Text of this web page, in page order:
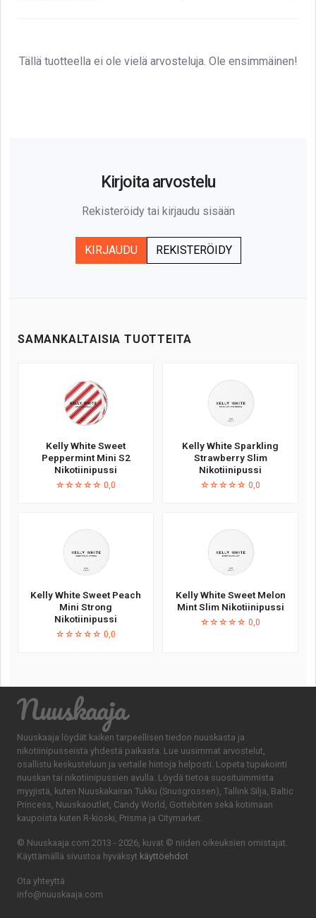
Tällä tuotteella ei ole vielä arvosteluja. Ole ensimmäinen!
Kirjoita arvostelu
Rekisteröidy tai kirjaudu sisään
KIRJAUDU REKISTERÖIDY
SAMANKALTAISIA TUOTTEITA
Kelly White Sweet
Peppermint Mini S2
Nikotiinipussi
☆☆☆☆☆ 0,0
Kelly White Sparkling
Strawberry Slim
Nikotiinipussi
☆☆☆☆☆ 0,0
Kelly White Sweet Peach
Mini Strong
Nikotiinipussi
☆☆☆☆☆ 0,0
Kelly White Sweet Melon
Mint Slim Nikotiinipussi
☆☆☆☆☆ 0,0
Nuuskaaja
Nuuskaaja löydät kaiken tarpeellisen tiedon nuuskasta ja
nikotiinipusseista yhdestä paikasta. Lue uusimmat arvostelut,
osallistu keskusteluun ja vertaile hintoja helposti. Lopeta tupakointi
nuuskan tai nikotiinipussien avulla. Löydä tietoa suosituimmista
myyjistä, kuten Nuuskakairan Tukku (Snusgrossen), Tallink Silja, Baltic
Princess, Nuuskaoutlet, Candy World, Gottebiten sekä kotimaan
kaupoista kuten R-kioski, Prisma ja Citymarket.
© Nuuskaaja.com 2013 - 2026, kuvat © niiden oikeuksien omistajat.
Käyttämällä sivustoa hyväksyt käyttöehdot
Ota yhteyttä
info@nuuskaaja.com